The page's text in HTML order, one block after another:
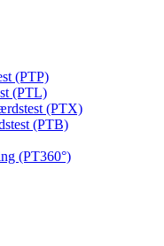
(PTP)
(PTL)
(PTX)
(PTB)
(PT360°)